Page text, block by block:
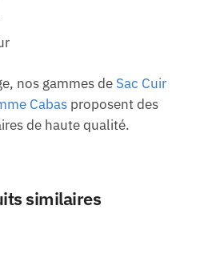
nos gammes de Sac Cuir
Cabas proposent des
de haute qualité.
similaires